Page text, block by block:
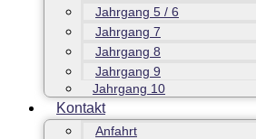
Jahrgang 5 / 6
Jahrgang 7
Jahrgang 8
Jahrgang 9
Jahrgang 10
Kontakt
Anfahrt